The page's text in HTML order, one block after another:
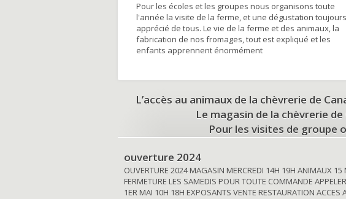
Pour les écoles et les groupes nous organisons toute
l'année la visite de la ferme, et une dégustation toujours
apprécié de tous. Le vie de la ferme et des animaux, la
fabrication de nos fromages, tout est expliqué et les
enfants apprennent énormément
L’accès au animaux de la chèvrerie de
Le magasin de la chèvrerie
Pour les visites de groupe
ouverture 2024
OUVERTURE 2024 MAGASIN MERCREDI 14H 19H ANIMAUX
FERMETURE LES SAMEDIS POUR TOUTE COMMANDE
1ER MAI 10H 18H EXPOSANTS VENTE RESTAURATION ACCES